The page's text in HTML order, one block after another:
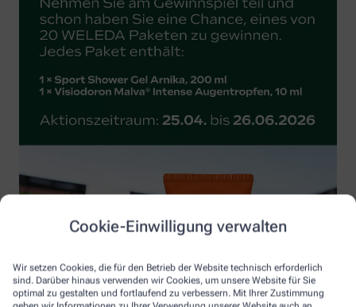
Cookie-Einwilligung verwalten
Wir setzen Cookies, die für den Betrieb der Website technisch erforderlich
sind. Darüber hinaus verwenden wir Cookies, um unsere Website für Sie
optimal zu gestalten und fortlaufend zu verbessern. Mit Ihrer Zustimmung